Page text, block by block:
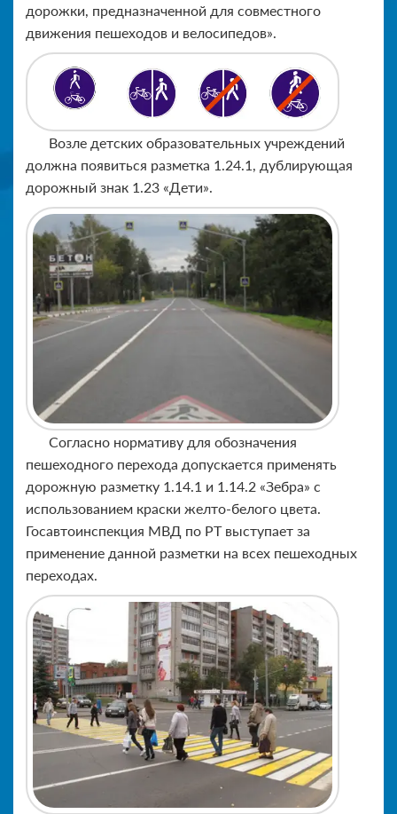
дорожки, предназначенной для совместного
движения пешеходов и велосипедов».
Возле детских образовательных учреждений
должна появиться разметка 1.24.1, дублирующая
дорожный знак 1.23 «Дети».
Согласно нормативу для обозначения
пешеходного перехода допускается применять
дорожную разметку 1.14.1 и 1.14.2 «Зебра» с
использованием краски желто-белого цвета.
Госавтоинспекция МВД по РТ выступает за
применение данной разметки на всех пешеходных
переходах.